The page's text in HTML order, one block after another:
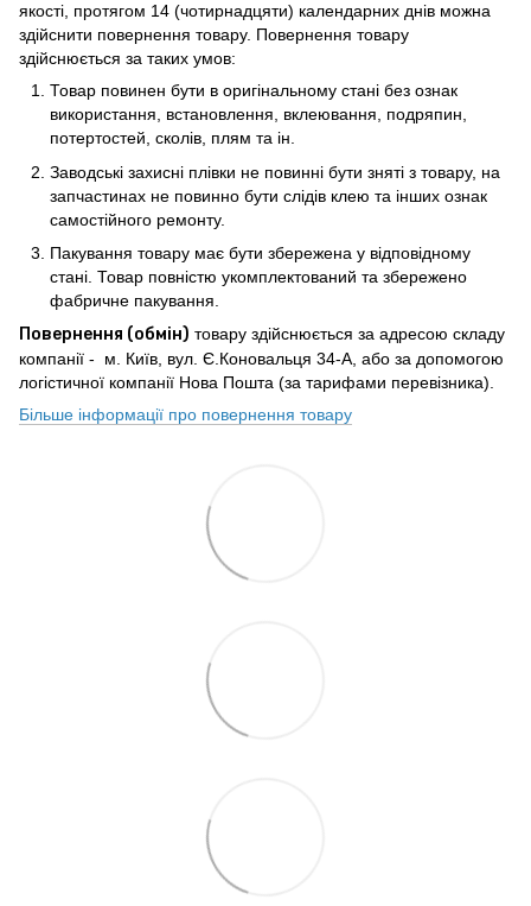
якості, протягом 14 (чотирнадцяти) календарних днів можна
здійснити повернення товару. Повернення товару
здійснюється за таких умов:
Товар повинен бути в оригінальному стані без ознак
використання, встановлення, вклеювання, подряпин,
потертостей, сколів, плям та ін.
Заводські захисні плівки не повинні бути зняті з товару, на
запчастинах не повинно бути слідів клею та інших ознак
самостійного ремонту.
Пакування товару має бути збережена у відповідному
стані. Товар повністю укомплектований та збережено
фабричне пакування.
Повернення (обмін) товару здійснюється за адресою складу
компанії - м. Київ, вул. Є.Коновальця 34-А, або за допомогою
логістичної компанії Нова Пошта (за тарифами перевізника).
Більше інформації про повернення товару